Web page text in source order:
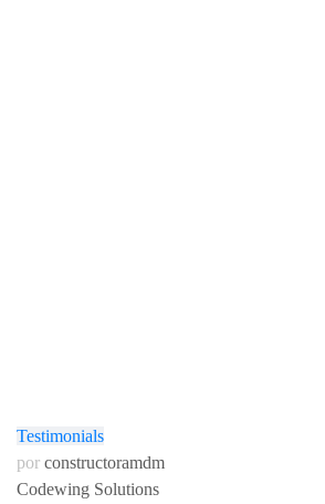
Testimonials
por constructoramdm
Codewing Solutions